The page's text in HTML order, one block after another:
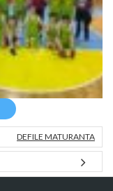
DEFILE MATURANTA